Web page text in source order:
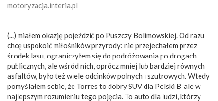
motoryzacja.interia.pl
(...) miałem okazję pojeździć po Puszczy Bolimowskiej. Od razu
chcę uspokoić miłośników przyrody: nie przejechałem przez
środek lasu, ograniczyłem się do podróżowania po drogach
publicznych, ale wśród nich, oprócz mniej lub bardziej równych
asfaltów, było też wiele odcinków polnych i szutrowych. Wtedy
pomyślałem sobie, że Torres to dobry SUV dla Polski B, ale w
najlepszym rozumieniu tego pojęcia. To auto dla ludzi, którzy